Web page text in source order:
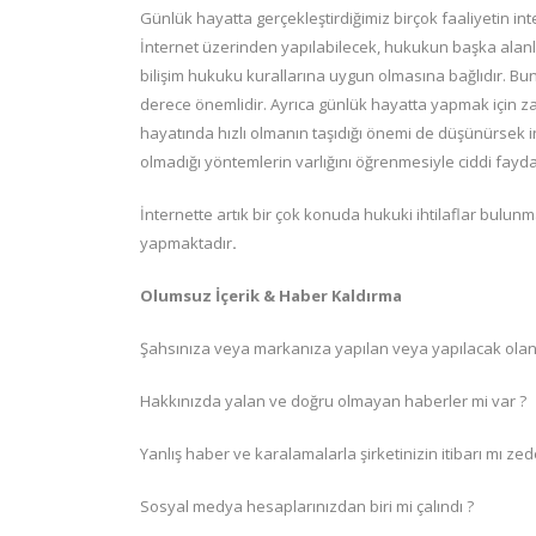
Günlük hayatta gerçekleştirdiğimiz birçok faaliyetin
İnternet üzerinden yapılabilecek, hukukun başka
bilişim hukuku kurallarına uygun olmasına bağlıdır.
derece önemlidir. Ayrıca günlük hayatta yapmak için
hayatında hızlı olmanın taşıdığı önemi de
olmadığı yöntemlerin varlığını öğrenmesiyle ciddi
İnternette artık bir çok konuda hukuki ihtilaflar
yapmaktadır.
Olumsuz İçerik & Haber Kaldırma
Şahsınıza veya markanıza yapılan veya yapılacak
Hakkınızda yalan ve doğru olmayan haberler mi var ?
Yanlış haber ve karalamalarla şirketinizin itibarı mı
Sosyal medya hesaplarınızdan biri mi çalındı ?